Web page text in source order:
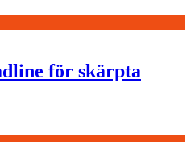
för skärpta